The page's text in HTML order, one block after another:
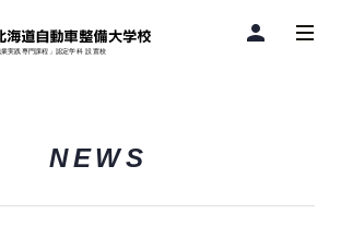
person
NEWS